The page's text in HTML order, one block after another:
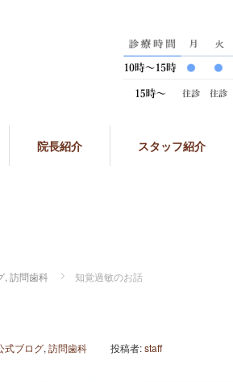
院長紹介 スタッフ紹介
, 訪問歯科 知覚過敏のお話
式ブログ, 訪問歯科 投稿者:staff